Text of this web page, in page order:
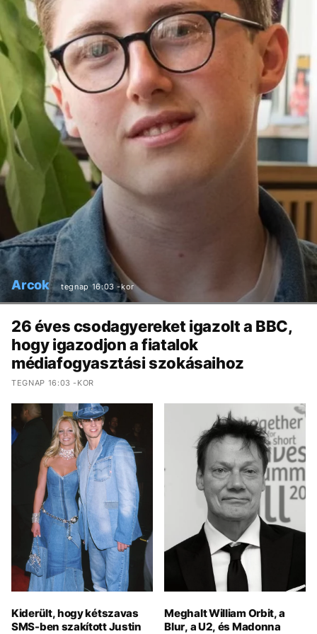
Arcok tegnap 16:03 -kor
26 éves csodagyereket igazolt a BBC,
hogy igazodjon a fiatalok
médiafogyasztási szokásaihoz
TEGNAP 16:03 -KOR
Kiderült, hogy kétszavas
SMS-ben szakított Justin
Meghalt William Orbit, a
Blur, a U2, és Madonna